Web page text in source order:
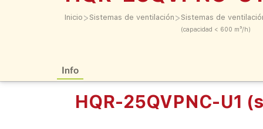
Inicio > Sistemas de ventilación > Sistemas de
(capacidad < 600 m³/h)
Info
HQR-25QVPNC-U1